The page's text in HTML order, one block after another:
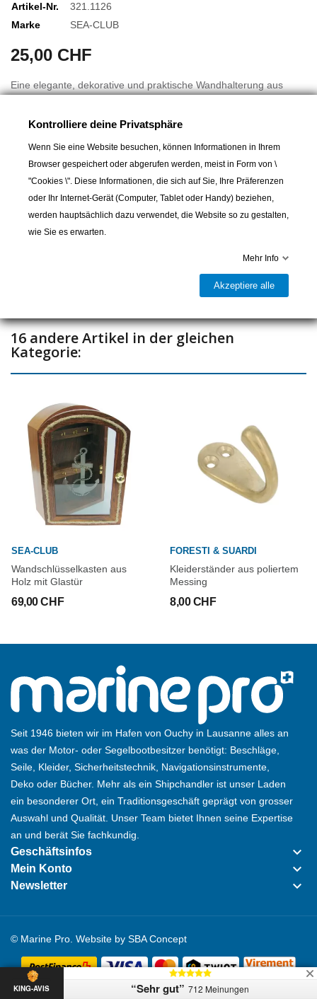
Artikel-Nr.
321.1126
Marke
SEA-CLUB
25,00 CHF
Eine elegante, dekorative und praktische Wandhalterung aus
Geschirrtücher oder anderer kleiner Accessoires.
In den Warenkorb
Lieferbar und im Laden erhältlich
16 andere Artikel in der gleichen
Kategorie:
SEA-CLUB
Wandschlüsselkasten aus
Holz mit Glastür
69,00 CHF
FORESTI & SUARDI
Kleiderständer aus poliertem
Messing
8,00 CHF
Seit 1946 bieten wir im Hafen von Ouchy in Lausanne alles an
was der Motor- oder Segelbootbesitzer benötigt: Beschläge,
Seile, Kleider, Sicherheitstechnik, Navigationsinstrumente,
Deko oder Bücher. Mehr als ein Shipchandler ist unser Laden
ein besonderer Ort, ein Traditionsgeschäft geprägt von grosser
Auswahl und Qualität. Unser Team bietet Ihnen seine Expertise
an und berät Sie fachkundig.
Geschäftsinfos keyboard_arrow_down
Mein Konto keyboard_arrow_down
Newsletter keyboard_arrow_down
© Marine Pro. Website by SBA Concept
KING-AVIS “Sehr gut” 712 Meinungen
Kontrolliere deine Privatsphäre
Wenn Sie eine Website besuchen, können Informationen in Ihrem
Browser gespeichert oder abgerufen werden, meist in Form von \
"Cookies \". Diese Informationen, die sich auf Sie, Ihre Präferenzen
oder Ihr Internet-Gerät (Computer, Tablet oder Handy) beziehen,
werden hauptsächlich dazu verwendet, die Website so zu gestalten,
wie Sie es erwarten.
Mehr Info
Akzeptiere alle